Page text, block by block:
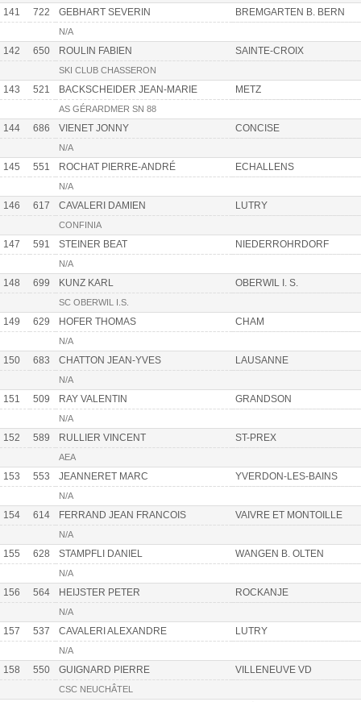
141 722 GEBHART SEVERIN BREMGARTEN B. BERN
N/A
142 650 ROULIN FABIEN SAINTE-CROIX
SKI CLUB CHASSERON
143 521 BACKSCHEIDER JEAN-MARIE METZ
AS GÉRARDMER SN 88
144 686 VIENET JONNY CONCISE
N/A
145 551 ROCHAT PIERRE-ANDRÉ ECHALLENS
N/A
146 617 CAVALERI DAMIEN LUTRY
CONFINIA
147 591 STEINER BEAT NIEDERROHRDORF
N/A
148 699 KUNZ KARL OBERWIL I. S.
SC OBERWIL I.S.
149 629 HOFER THOMAS CHAM
N/A
150 683 CHATTON JEAN-YVES LAUSANNE
N/A
151 509 RAY VALENTIN GRANDSON
N/A
152 589 RULLIER VINCENT ST-PREX
AEA
153 553 JEANNERET MARC YVERDON-LES-BAINS
N/A
154 614 FERRAND JEAN FRANCOIS VAIVRE ET MONTOILLE
N/A
155 628 STAMPFLI DANIEL WANGEN B. OLTEN
N/A
156 564 HEIJSTER PETER ROCKANJE
N/A
157 537 CAVALERI ALEXANDRE LUTRY
N/A
158 550 GUIGNARD PIERRE VILLENEUVE VD
CSC NEUCHÂTEL